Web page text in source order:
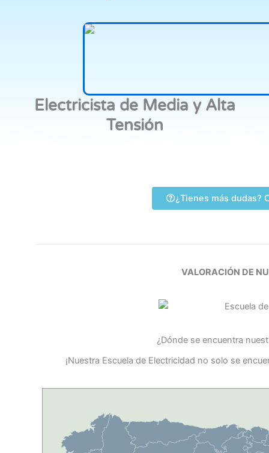
Electricista de Media y Alta
Tensión
¿Tienes más dudas?
VALORACIÓN DE
¿Dónde se encuentra
¡Nuestra Escuela de Electricidad no solo se